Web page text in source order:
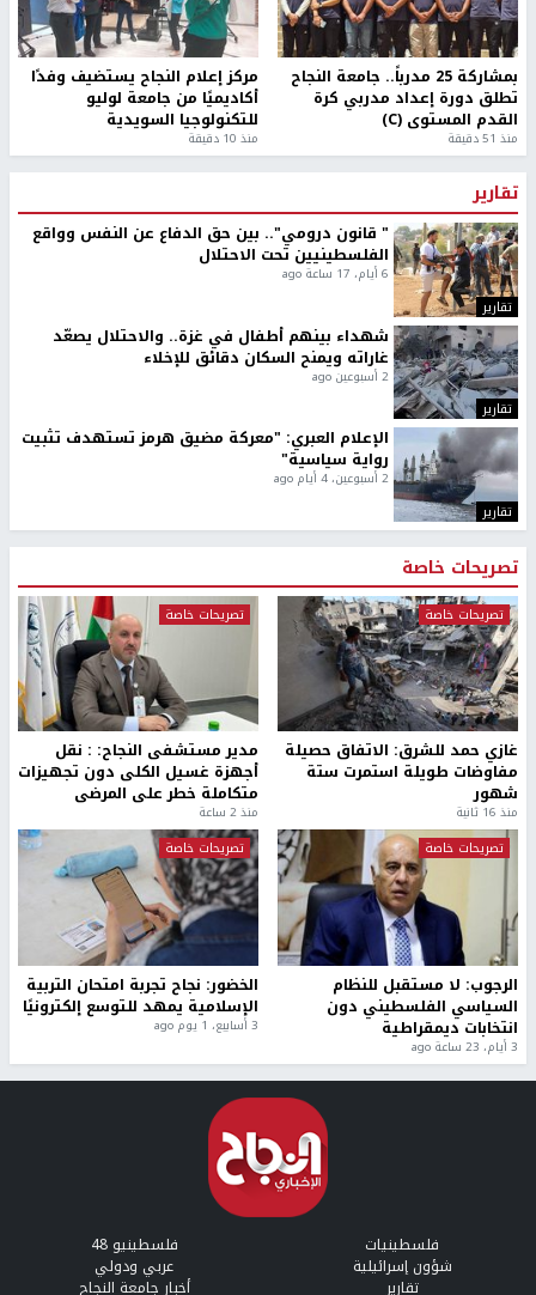
بمشاركة 25 مدرباً.. جامعة النجاح
تطلق دورة إعداد مدربي كرة
القدم المستوى (C)
منذ 51 دقيقة
مركز إعلام النجاح يستضيف وفدًا
أكاديميًا من جامعة لوليو
للتكنولوجيا السويدية
منذ 10 دقيقة
تقارير
تقارير
" قانون درومي".. بين حق الدفاع عن النفس وواقع
الفلسطينيين تحت الاحتلال
6 أيام، 17 ساعة ago
تقارير
شهداء بينهم أطفال في غزة.. والاحتلال يصعّد
غاراته ويمنح السكان دقائق للإخلاء
2 أسبوعين ago
تقارير
الإعلام العبري: "معركة مضيق هرمز تستهدف تثبيت
رواية سياسية"
2 أسبوعين، 4 أيام ago
تصريحات خاصة
تصريحات خاصة
غازي حمد للشرق: الاتفاق حصيلة
مفاوضات طويلة استمرت ستة
شهور
منذ 16 ثانية
تصريحات خاصة
مدير مستشفى النجاح: : نقل
أجهزة غسيل الكلى دون تجهيزات
متكاملة خطر على المرضى
منذ 2 ساعة
تصريحات خاصة
الرجوب: لا مستقبل للنظام
السياسي الفلسطيني دون
انتخابات ديمقراطية
3 أيام، 23 ساعة ago
تصريحات خاصة
الخضور: نجاح تجربة امتحان التربية
الإسلامية يمهد للتوسع إلكترونيًا
3 أسابيع، 1 يوم ago
فلسطينيات فلسطينيو 48
شؤون إسرائيلية عربي ودولي
تقارير أخبار جامعة النجاح